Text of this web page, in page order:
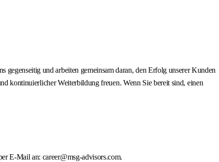
und arbeiten gemeinsam daran, den Erfolg unserer Kunden
kontinuierlicher Weiterbildung freuen. Wenn Sie bereit sind, einen
E-Mail an: career@msg-advisors.com.